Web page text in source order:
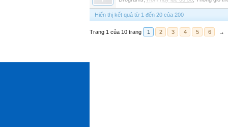
Hiển thị kết quả từ 1 đến 20 của 200
Trang 1 của 10 trang 1 2 3 4 5 6 →